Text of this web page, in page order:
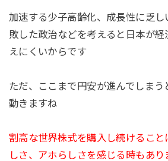
加速する少子高齢化、成長性に乏
敗した政治などを考えると日本が
えにくいからです
ただ、ここまで円安が進んでしま
動きますね
割高な世界株式を購入し続けること
しさ、アホらしさを感じる時もあり